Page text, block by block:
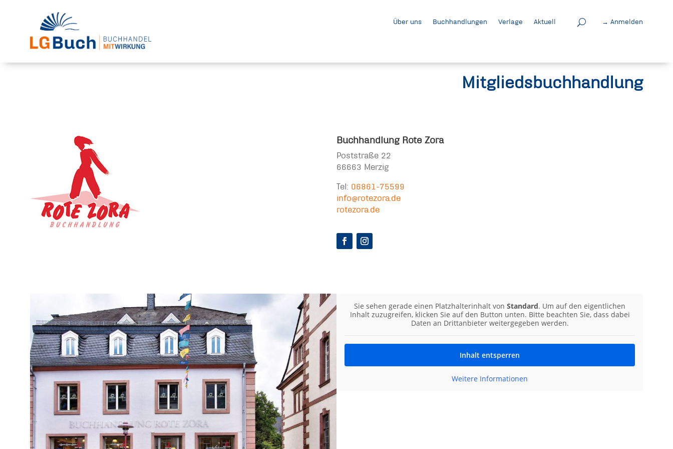
Über uns Buchhandlungen Verlage Aktuell → Anmelden
Mitgliedsbuchhandlung
Buchhandlung Rote Zora
Poststraße 22
66663 Merzig
Tel: 06861-75599
info@rotezora.de
rotezora.de
Sie sehen gerade einen Platzhalterinhalt von Standard. Um auf den eigentlichen
Inhalt zuzugreifen, klicken Sie auf den Button unten. Bitte beachten Sie, dass dabei
Daten an Drittanbieter weitergegeben werden.
Inhalt entsperren
Weitere Informationen